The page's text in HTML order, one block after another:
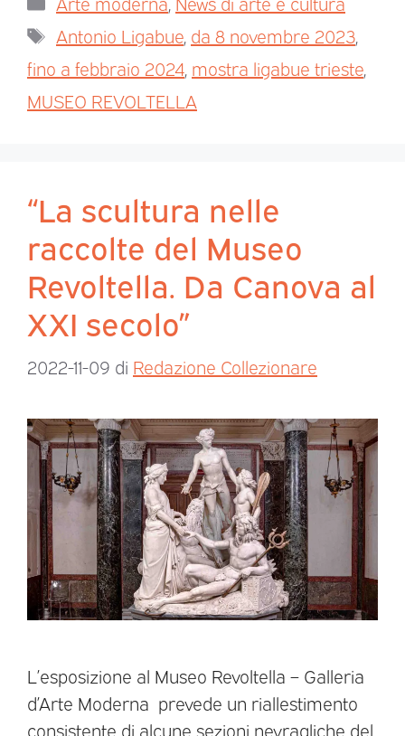
Antonio Ligabue da 8 novembre 2023
fino a febbraio 2024 mostra ligabue trieste
MUSEO REVOLTELLA
“La scultura nelle
raccolte del Museo
Revoltella. Da Canova al
XXI secolo”
2022-11-09 di Redazione Collezionare
L’esposizione al Museo Revoltella – Galleria
d’Arte Moderna prevede un riallestimento
consistente di alcune sezioni nevragliche del